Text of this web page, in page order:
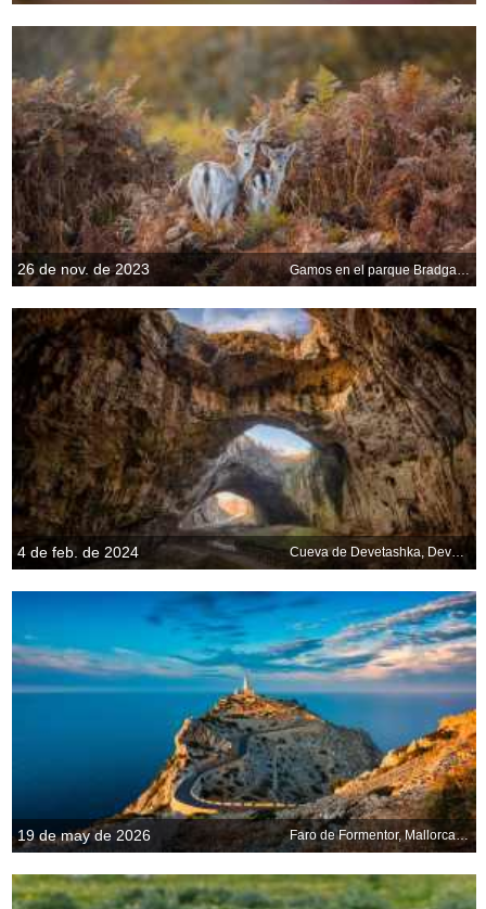
26 de nov. de 2023
4 de feb. de 2024 Cueva de Devetashka, Devetaki, Bulgaria
19 de may de 2026 Faro de Formentor, Mallorca, Islas Baleares